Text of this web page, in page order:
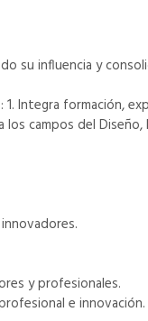
su influencia y
Integra formación,
campos del Diseño,
y profesionales.
e innovación.